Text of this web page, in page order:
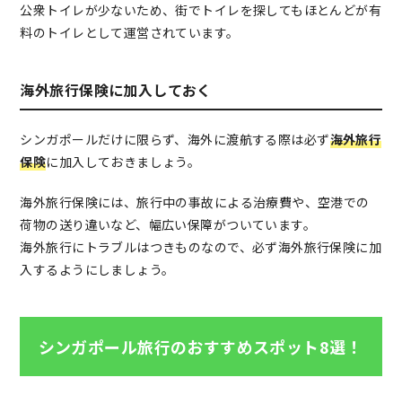
公衆トイレが少ないため、街でトイレを探してもほとんどが有
料のトイレとして運営されています。
海外旅行保険に加入しておく
シンガポールだけに限らず、海外に渡航する際は必ず海外旅行
保険に加入しておきましょう。
海外旅行保険には、旅行中の事故による治療費や、空港での
荷物の送り違いなど、幅広い保障がついています。
海外旅行にトラブルはつきものなので、必ず海外旅行保険に加
入するようにしましょう。
シンガポール旅行のおすすめスポット8選！